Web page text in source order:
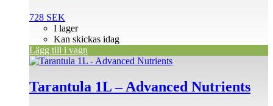
728 SEK
I lager
Kan skickas idag
Lägg till i vagn
Tarantula 1L – Advanced Nutrients